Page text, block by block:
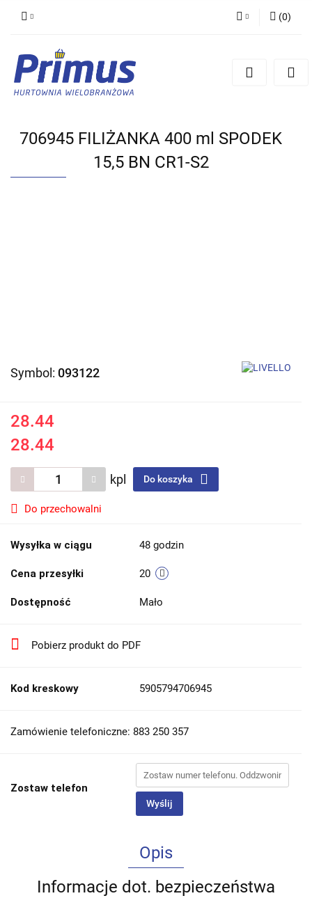
Zarejestruj się
(0)
706945 FILIŻANKA 400 ml SPODEK
15,5 BN CR1-S2
Symbol: 093122
28.44
28.44
kpl Do koszyka
Do przechowalni
Wysyłka w ciągu 48 godzin
Cena przesyłki 20
Dostępność Mało
Pobierz produkt do PDF
Kod kreskowy 5905794706945
Zamówienie telefoniczne: 883 250 357
Zostaw telefon
Wyślij
Opis
Informacje dot. bezpieczeństwa